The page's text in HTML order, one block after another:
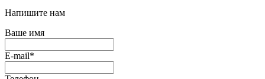
Напишите нам
Ваше имя
E-mail*